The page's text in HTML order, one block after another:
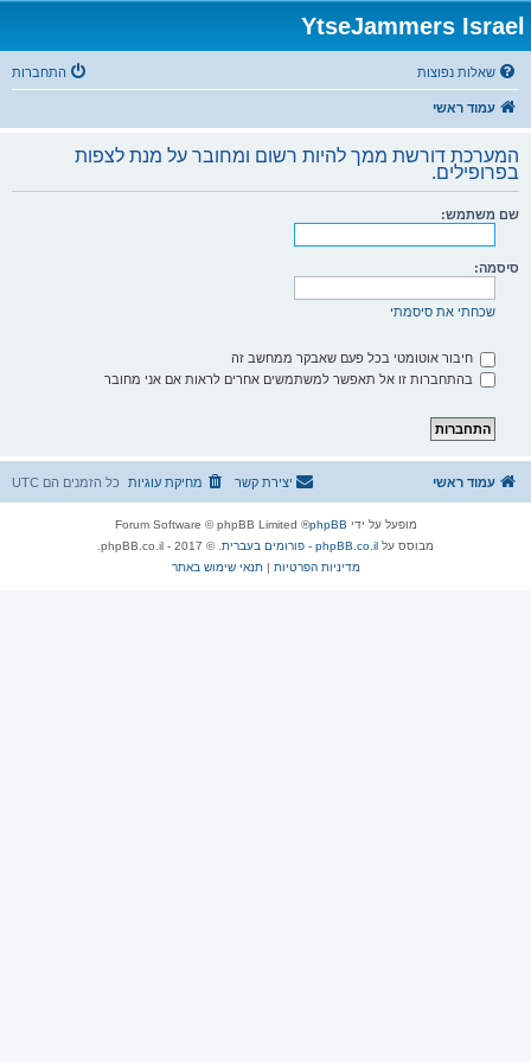
YtseJammers Israel
שאלות נפוצות התחברות
עמוד ראשי
המערכת דורשת ממך להיות רשום ומחובר על מנת לצפות
בפרופילים.
שם משתמש:
סיסמה:
שכחתי את סיסמתי
חיבור אוטומטי בכל פעם שאבקר ממחשב זה
בהתחברות זו אל תאפשר למשתמשים אחרים לראות אם אני מחובר
עמוד ראשי כל הזמנים הם UTC מחיקת עוגיות יצירת קשר
מופעל על ידי phpBB
® Forum Software © phpBB Limited
מבוסס על phpBB.co.il - פורומים בעברית
. © 2017 - phpBB.co.il.
מדיניות הפרטיות |תנאי שימוש באתר